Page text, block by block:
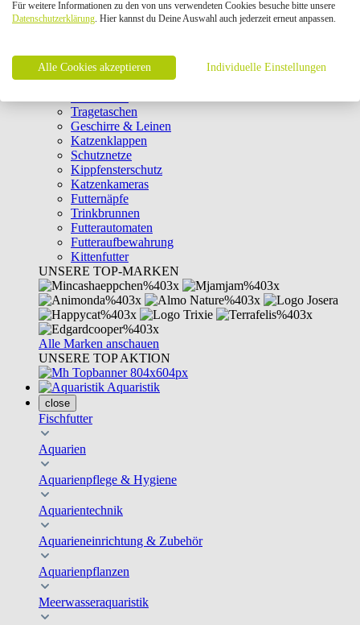
Intelligenzspielzeug
Laserpointer & Elektrospielzeug
Clicker & Target Sticks für Katzen
Weiteres Katzenspielzeug
Transportboxen
Tragetaschen
Geschirre & Leinen
Katzenklappen
Schutznetze
Kippfensterschutz
Katzenkameras
Futternäpfe
Trinkbrunnen
Futterautomaten
Futteraufbewahrung
Kittenfutter
UNSERE TOP-MARKEN
Alle Marken anschauen
UNSERE TOP AKTION
Aquaristik
close
Fischfutter
Aquarien
Aquarienpflege & Hygiene
Aquarientechnik
Aquarieneinrichtung & Zubehör
Aquarienpflanzen
Meerwasseraquaristik
Für weitere Informationen zu den von uns verwendeten Cookies besuche bitte unsere
Datenschutzerklärung. Hier kannst du Deine Auswahl auch jederzeit erneut anpassen.
Alle Cookies akzeptieren Individuelle Einstellungen